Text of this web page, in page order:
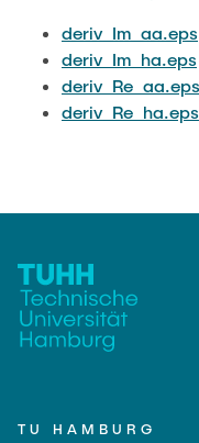
deriv_Im_aa.eps
deriv_Im_ha.eps
deriv_Re_aa.eps
deriv_Re_ha.eps
TU HAMBURG